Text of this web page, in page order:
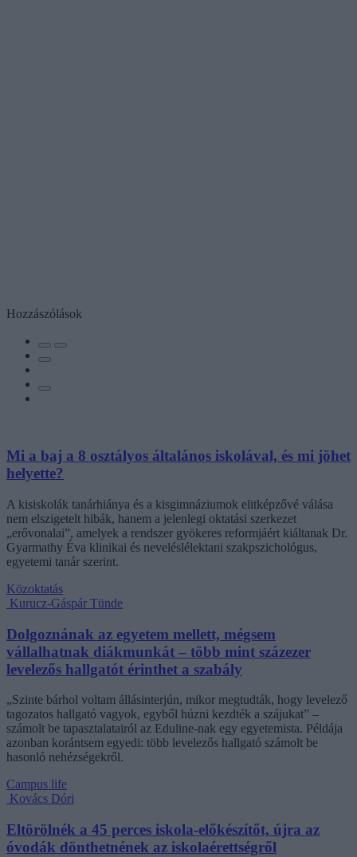
Hozzászólások
Mi a baj a 8 osztályos általános iskolával, és mi jöhet
helyette?
A kisiskolák tanárhiánya és a kisgimnáziumok elitképzővé válása
nem elszigetelt hibák, hanem a jelenlegi oktatási szerkezet
„erővonalai”, amelyek a rendszer gyökeres reformjáért kiáltanak Dr.
Gyarmathy Éva klinikai és neveléslélektani szakpszichológus,
egyetemi tanár szerint.
Közoktatás
Kurucz-Gáspár Tünde
Dolgoznának az egyetem mellett, mégsem
vállalhatnak diákmunkát – több mint százezer
levelezős hallgatót érinthet a szabály
„Szinte bárhol voltam állásinterjún, mikor megtudták, hogy levelező
tagozatos hallgató vagyok, egyből húzni kezdték a szájukat” –
számolt be tapasztalatairól az Eduline-nak egy egyetemista. Példája
azonban korántsem egyedi: több levelezős hallgató számolt be
hasonló nehézségekről.
Campus life
Kovács Dóri
Eltörölnék a 45 perces iskola-előkészítőt, újra az
óvodák dönthetnének az iskolaérettségről